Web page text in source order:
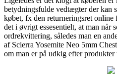
betydningsfulde vedtægter der kan
købet, fx den returneringsret online
det i øvrigt essesentielt, at man når
ordrekvittering, således man en
af Scierra Yosemite Neo 5mm
om man er på udkig efter